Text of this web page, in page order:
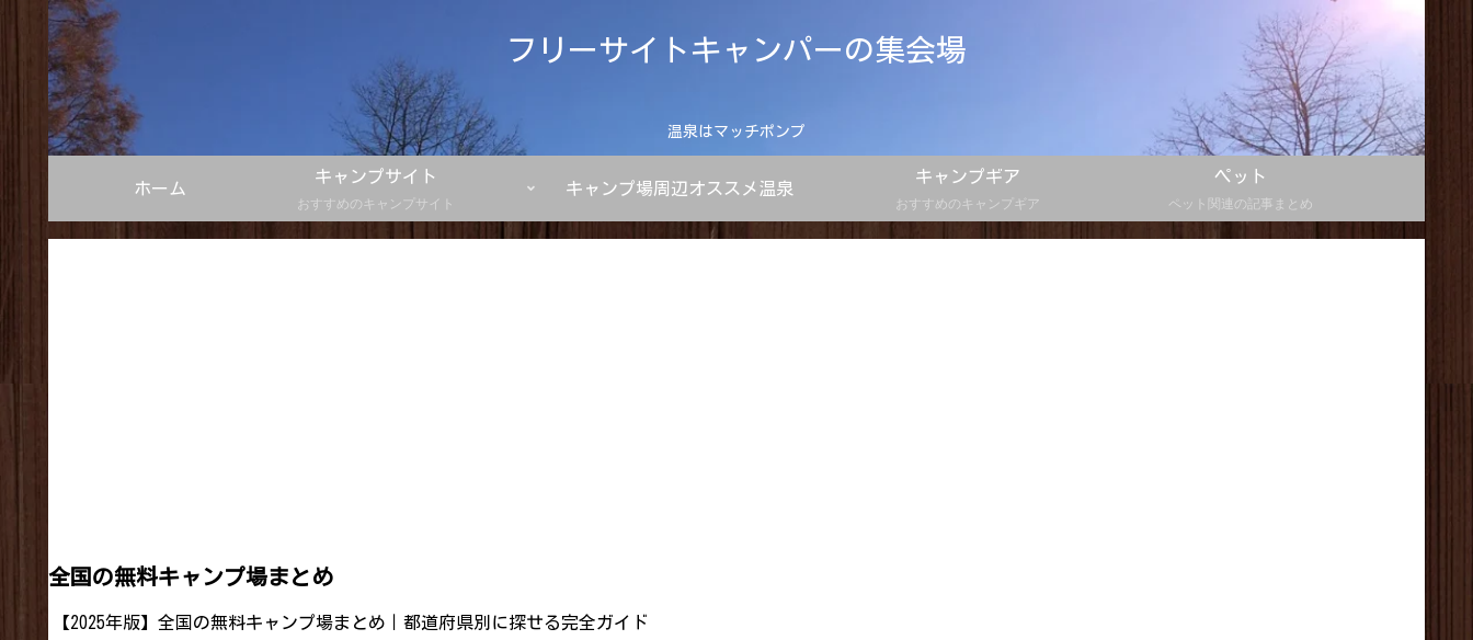
フリーサイトキャンパーの集会場
温泉はマッチポンプ
ホーム
キャンプサイト
おすすめのキャンプサイト
キャンプ場周辺オススメ温泉
キャンプギア
おすすめのキャンプギア
ペット
ペット関連の記事まとめ
全国の無料キャンプ場まとめ
【2025年版】全国の無料キャンプ場まとめ｜都道府県別に探せる完全ガイド